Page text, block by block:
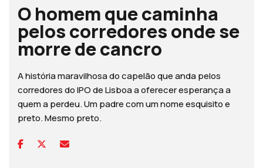
O homem que caminha
pelos corredores onde se
morre de cancro
A história maravilhosa do capelão que anda pelos
corredores do IPO de Lisboa a oferecer esperança a
quem a perdeu. Um padre com um nome esquisito e
preto. Mesmo preto.